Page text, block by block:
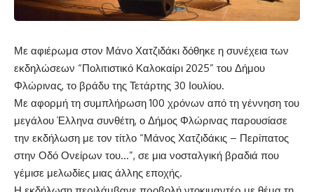
Με αφιέρωμα στον Μάνο Χατζιδάκι δόθηκε η συνέχεια των
εκδηλώσεων “Πολιτιστικό Καλοκαίρι 2025” του Δήμου
Φλώρινας, το βράδυ της Τετάρτης 30 Ιουλίου.
Με αφορμή τη συμπλήρωση 100 χρόνων από τη γέννηση του
μεγάλου Έλληνα συνθέτη, ο Δήμος Φλώρινας παρουσίασε
την εκδήλωση με τον τίτλο “Μάνος Χατζιδάκις – Περίπατος
στην Οδό Ονείρων του…”, σε μια νοσταλγική βραδιά που
γέμισε μελωδίες μιας άλλης εποχής.